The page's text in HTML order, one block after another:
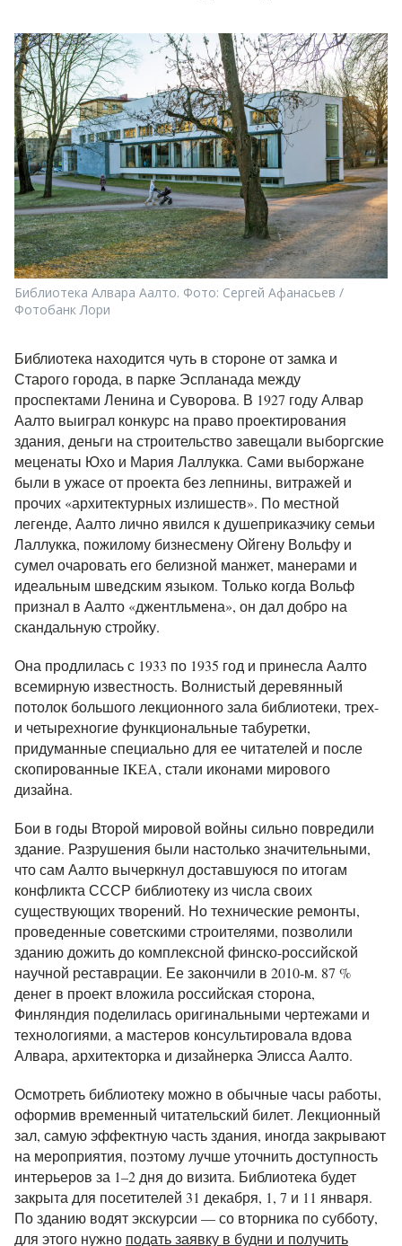
Библиотека Алвара Аалто. Фото: Сергей Афанасьев /
Фотобанк Лори
Библиотека находится чуть в стороне от замка и
Старого города, в парке Эспланада между
проспектами Ленина и Суворова. В 1927 году Алвар
Аалто выиграл конкурс на право проектирования
здания, деньги на строительство завещали выборгские
меценаты Юхо и Мария Лаллукка. Сами выборжане
были в ужасе от проекта без лепнины, витражей и
прочих «архитектурных излишеств». По местной
легенде, Аалто лично явился к душеприказчику семьи
Лаллукка, пожилому бизнесмену Ойгену Вольфу и
сумел очаровать его белизной манжет, манерами и
идеальным шведским языком. Только когда Вольф
признал в Аалто «джентльмена», он дал добро на
скандальную стройку.
Она продлилась с 1933 по 1935 год и принесла Аалто
всемирную известность. Волнистый деревянный
потолок большого лекционного зала библиотеки, трех-
и четырехногие функциональные табуретки,
придуманные специально для ее читателей и после
скопированные IKEA, стали иконами мирового
дизайна.
Бои в годы Второй мировой войны сильно повредили
здание. Разрушения были настолько значительными,
что сам Аалто вычеркнул доставшуюся по итогам
конфликта СССР библиотеку из числа своих
существующих творений. Но технические ремонты,
проведенные советскими строителями, позволили
зданию дожить до комплексной финско-российской
научной реставрации. Ее закончили в 2010-м. 87 %
денег в проект вложила российская сторона,
Финляндия поделилась оригинальными чертежами и
технологиями, а мастеров консультировала вдова
Алвара, архитекторка и дизайнерка Элисса Аалто.
Осмотреть библиотеку можно в обычные часы работы,
оформив временный читательский билет. Лекционный
зал, самую эффектную часть здания, иногда закрывают
на мероприятия, поэтому лучше уточнить доступность
интерьеров за 1–2 дня до визита. Библиотека будет
закрыта для посетителей 31 декабря, 1, 7 и 11 января.
По зданию водят экскурсии — со вторника по субботу,
для этого нужно подать заявку в будни и получить